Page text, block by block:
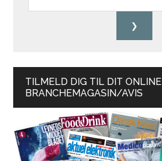
TILMELD DIG TIL DIT ONLINE
BRANCHEMAGASIN/AVIS